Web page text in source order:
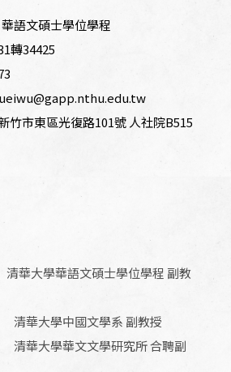
語文碩士學位學程
轉34425
竹市東區光復路101號 人社院B515
學華語文碩士學位學程 副教
清華大學中國文學系 副教授
清華大學華文文學研究所 合聘副